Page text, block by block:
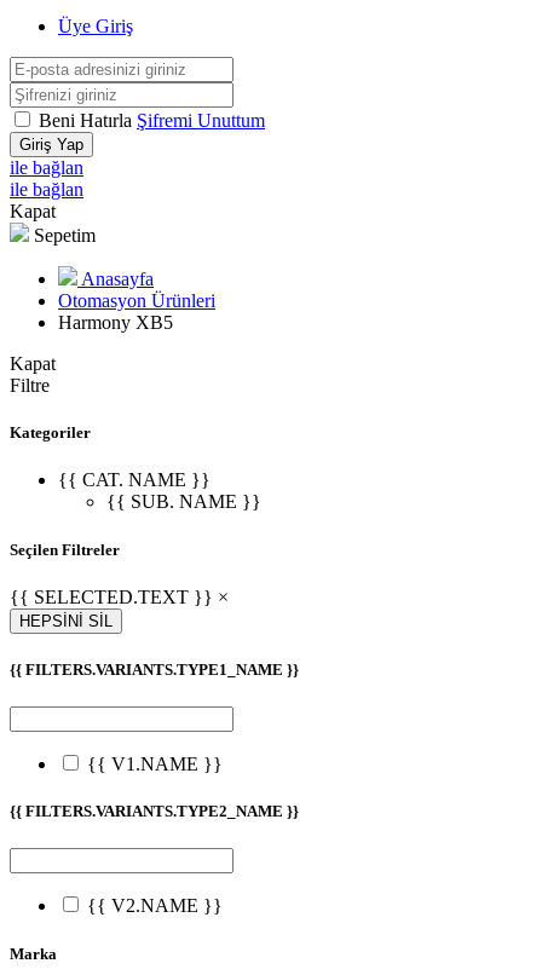
Üye Giriş
Beni Hatırla Şifremi Unuttum
Giriş Yap
ile bağlan
ile bağlan
Kapat
Sepetim
Anasayfa
Otomasyon Ürünleri
Harmony XB5
Kapat
Filtre
Kategoriler
{{ CAT. NAME }}
{{ SUB. NAME }}
Seçilen Filtreler
{{ SELECTED.TEXT }} ×
HEPSİNİ SİL
{{ FILTERS.VARIANTS.TYPE1_NAME }}
{{ V1.NAME }}
{{ FILTERS.VARIANTS.TYPE2_NAME }}
{{ V2.NAME }}
Marka